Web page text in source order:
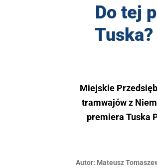
Do tej
Miejskie
tramwajów z
premiera Tuska
Autor: Mateusz